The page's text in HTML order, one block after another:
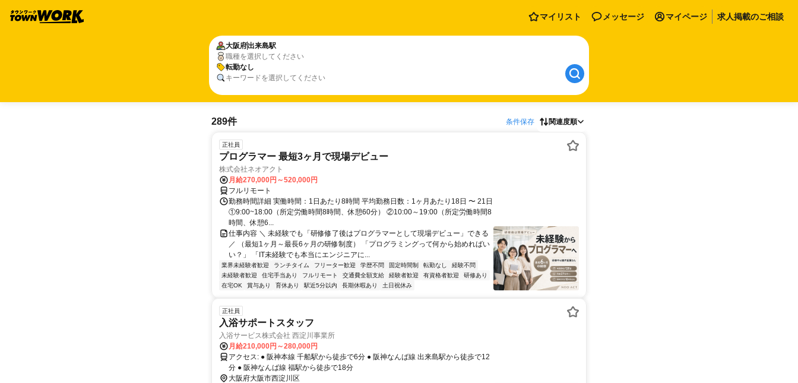
マイリスト メッセージ マイページ 求人掲載のご相談
大阪府出来島駅
職種を選択してください
転勤なし
キーワードを選択してください
289件 条件保存 関連度順
正社員
プログラマー 最短3ヶ月で現場デビュー
株式会社ネオアクト
月給270,000円～520,000円
フルリモート
勤務時間詳細 実働時間：1日あたり8時間 平均勤務日数：1ヶ月あたり18日 〜 21日
①9:00~18:00（所定労働時間8時間、休憩60分） ②10:00～19:00（所定労働時間8
時間、休憩6...
仕事内容 ＼ 未経験でも「研修修了後はプログラマーとして現場デビュー」できる
／ （最短1ヶ月～最長6ヶ月の研修制度） 「プログラミングって何から始めればい
い？」 「IT未経験でも本当にエンジニアに...
業界未経験者歓迎 ランチタイム フリーター歓迎 学歴不問 固定時間制 転勤なし
経験不問
未経験者歓迎
住宅手当あり フルリモート 交通費全額支給 経験者歓迎 有資格者歓迎
研修あり
在宅OK
賞与あり 育休あり 駅近5分以内 長期休暇あり 土日祝休み
正社員
入浴サポートスタッフ
入浴サービス株式会社 西淀川事業所
月給210,000円～280,000円
アクセス: ● 阪神本線 千船駅から徒歩で6分 ● 阪神なんば線 出来島駅から徒歩で12
分 ● 阪神なんば線 福駅から徒歩で18分
大阪府大阪市西淀川区